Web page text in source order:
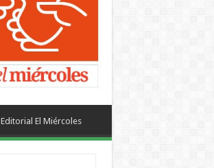
Editorial El Miércoles